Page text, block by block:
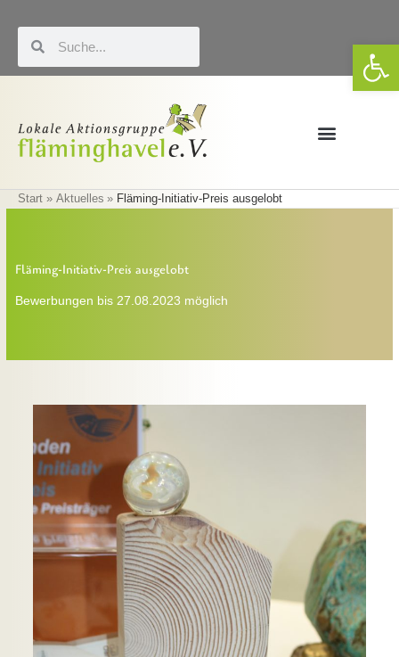
Inhalt
springen
Start Aktuelles Fläming-Initiativ-Preis ausgelobt
Fläming-Initiativ-Preis ausgelobt
Bewerbungen bis 27.08.2023 möglich